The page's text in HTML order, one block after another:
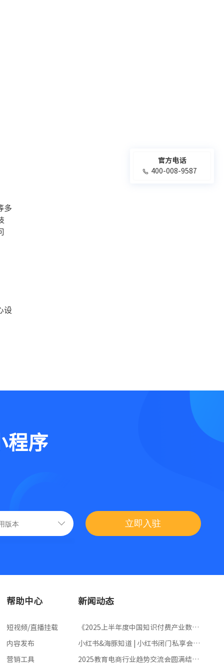
多
设
程序
立即入驻
帮助中心
短视频/直播挂载
内容发布
营销工具
新闻动态
《2025上半年度中国知识付费产业数据
小红书&海豚知道 | 小红书闭门私享会圆
道
2025教育电商行业趋势交流会圆满结
官方电话
400-008-9587